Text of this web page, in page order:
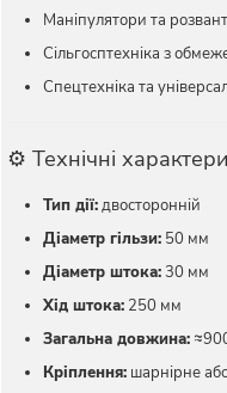
Маніпулятори та
Сільгосптехніка з
Спецтехніка та
⚙️ Технічні
Тип дії:двосторонній
Діаметр гільзи: 50 мм
Діаметр штока:30 мм
Хід штока: 250 мм
Загальна довжина:
Кріплення: шарнірне